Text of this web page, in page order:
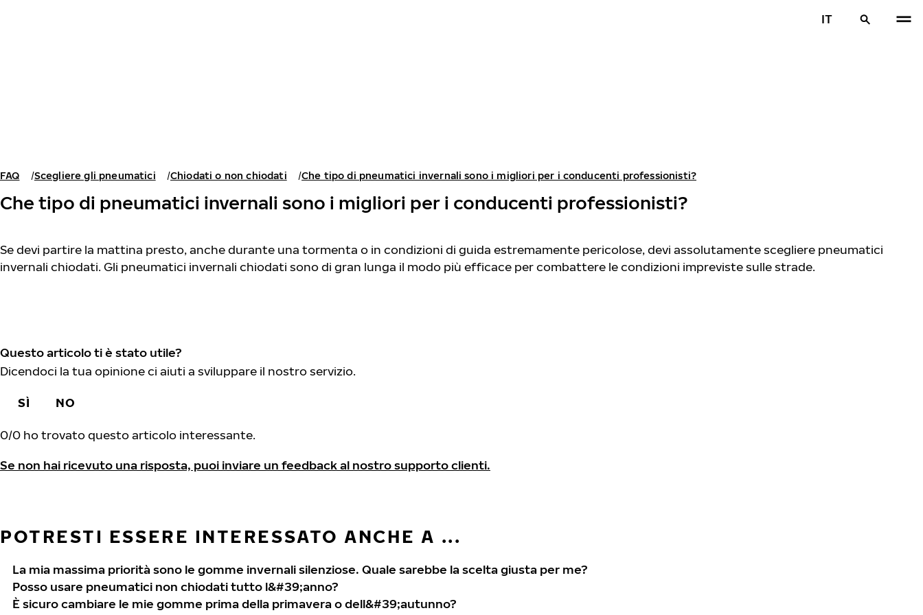
IT
FAQ Scegliere gli pneumatici Chiodati o non chiodati Che tipo di pneumatici invernali sono i migliori per i conducenti professionisti?
Che tipo di pneumatici invernali sono i migliori per i conducenti professionisti?
Se devi partire la mattina presto, anche durante una tormenta o in condizioni di guida estremamente pericolose, devi assolutamente scegliere pneumatici
invernali chiodati. Gli pneumatici invernali chiodati sono di gran lunga il modo più efficace per combattere le condizioni impreviste sulle strade.
Questo articolo ti è stato utile?
Dicendoci la tua opinione ci aiuti a sviluppare il nostro servizio.
SÌ NO
0/0 ho trovato questo articolo interessante.
Se non hai ricevuto una risposta, puoi inviare un feedback al nostro supporto clienti.
POTRESTI ESSERE INTERESSATO ANCHE A ...
La mia massima priorità sono le gomme invernali silenziose. Quale sarebbe la scelta giusta per me?
Posso usare pneumatici non chiodati tutto l&#39;anno?
È sicuro cambiare le mie gomme prima della primavera o dell&#39;autunno?